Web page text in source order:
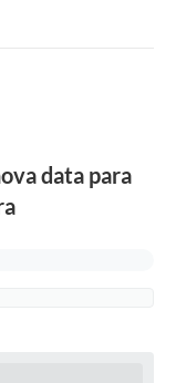
data para